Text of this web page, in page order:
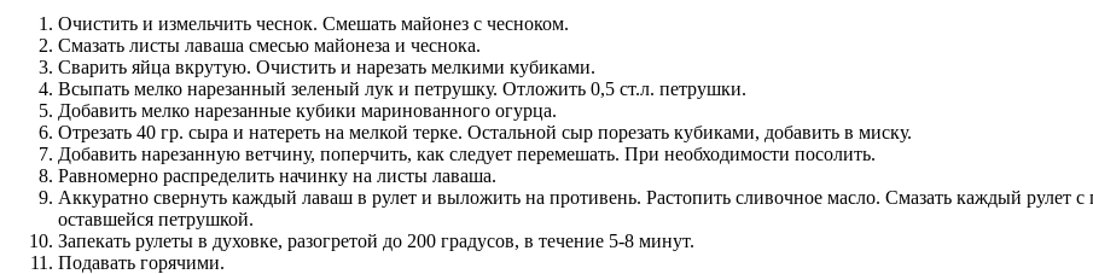
Очистить и измельчить чеснок. Смешать майонез с чесноком.
Смазать листы лаваша смесью майонеза и чеснока.
Сварить яйца вкрутую. Очистить и нарезать мелкими кубиками.
Всыпать мелко нарезанный зеленый лук и петрушку. Отложить 0,5 ст.л. петрушки.
Добавить мелко нарезанные кубики маринованного огурца.
Отрезать 40 гр. сыра и натереть на мелкой терке. Остальной сыр порезать кубиками, добавить в миску.
Добавить нарезанную ветчину, поперчить, как следует перемешать. При необходимости посолить.
Равномерно распределить начинку на листы лаваша.
Аккуратно свернуть каждый лаваш в рулет и выложить на противень. Растопить сливочное масло. Смазать каждый
оставшейся петрушкой.
Запекать рулеты в духовке, разогретой до 200 градусов, в течение 5-8 минут.
Подавать горячими.